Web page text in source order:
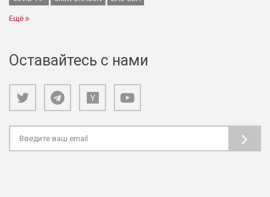
Ещё
Оставайтесь с нами